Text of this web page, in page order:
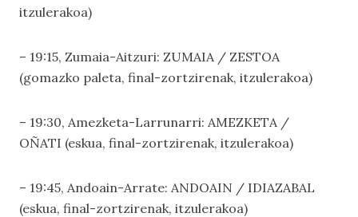
itzulerakoa)
– 19:15, Zumaia-Aitzuri: ZUMAIA / ZESTOA
(gomazko paleta, final-zortzirenak, itzulerakoa)
– 19:30, Amezketa-Larrunarri: AMEZKETA /
OÑATI (eskua, final-zortzirenak, itzulerakoa)
– 19:45, Andoain-Arrate: ANDOAIN / IDIAZABAL
(eskua, final-zortzirenak, itzulerakoa)